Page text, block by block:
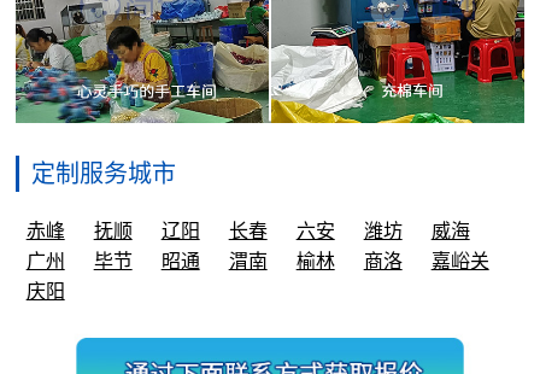
定制服务城市
赤峰 抚顺 辽阳 长春 六安 潍坊
威海
广州
毕节 昭通 渭南 榆林 商洛
嘉峪关
庆阳